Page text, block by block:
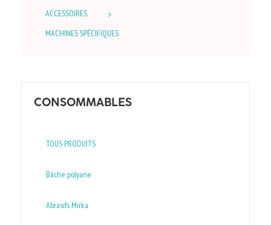
ACCESSOIRES
MACHINES SPÉCIFIQUES
CONSOMMABLES
TOUS PRODUITS
Bâche polyane
Abrasifs Mirka